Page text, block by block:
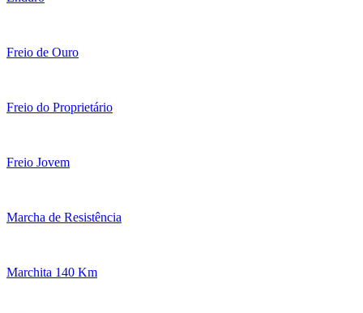
Freio de Ouro
Freio do Proprietário
Freio Jovem
Marcha de Resistência
Marchita 140 Km